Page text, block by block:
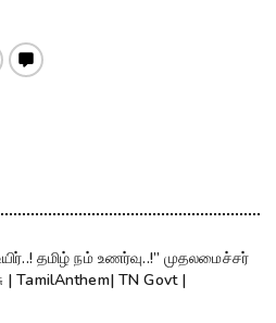
தமிழ் நம் உணர்வு..!” முதலமைச்சர்
| TamilAnthem| TN Govt |